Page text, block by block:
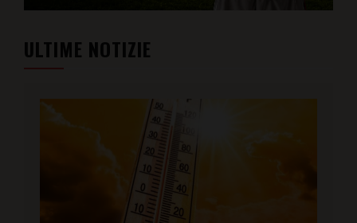
ULTIME NOTIZIE